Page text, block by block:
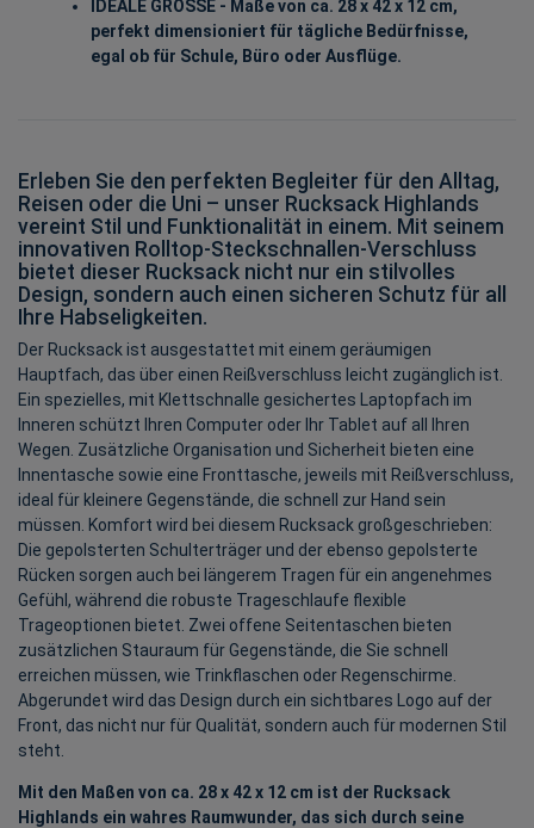
IDEALE GRÖSSE - Maße von ca. 28 x 42 x 12 cm,
perfekt dimensioniert für tägliche Bedürfnisse,
egal ob für Schule, Büro oder Ausflüge.
Erleben Sie den perfekten Begleiter für den Alltag,
Reisen oder die Uni – unser Rucksack Highlands
vereint Stil und Funktionalität in einem. Mit seinem
innovativen Rolltop-Steckschnallen-Verschluss
bietet dieser Rucksack nicht nur ein stilvolles
Design, sondern auch einen sicheren Schutz für all
Ihre Habseligkeiten.
Der Rucksack ist ausgestattet mit einem geräumigen
Hauptfach, das über einen Reißverschluss leicht zugänglich ist.
Ein spezielles, mit Klettschnalle gesichertes Laptopfach im
Inneren schützt Ihren Computer oder Ihr Tablet auf all Ihren
Wegen. Zusätzliche Organisation und Sicherheit bieten eine
Innentasche sowie eine Fronttasche, jeweils mit Reißverschluss,
ideal für kleinere Gegenstände, die schnell zur Hand sein
müssen. Komfort wird bei diesem Rucksack großgeschrieben:
Die gepolsterten Schulterträger und der ebenso gepolsterte
Rücken sorgen auch bei längerem Tragen für ein angenehmes
Gefühl, während die robuste Trageschlaufe flexible
Trageoptionen bietet. Zwei offene Seitentaschen bieten
zusätzlichen Stauraum für Gegenstände, die Sie schnell
erreichen müssen, wie Trinkflaschen oder Regenschirme.
Abgerundet wird das Design durch ein sichtbares Logo auf der
Front, das nicht nur für Qualität, sondern auch für modernen Stil
steht.
Mit den Maßen von ca. 28 x 42 x 12 cm ist der Rucksack
Highlands ein wahres Raumwunder, das sich durch seine